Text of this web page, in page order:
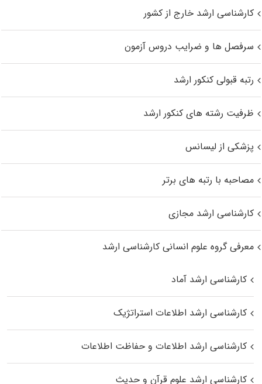
کارشناسی ارشد خارج از کشور
سرفصل ها و ضرایب دروس آزمون
رتبه قبولی کنکور ارشد
ظرفیت رشته های کنکور ارشد
پزشکی از لیسانس
مصاحبه با رتبه های برتر
کارشناسی ارشد مجازی
معرفی گروه علوم انسانی کارشناسی ارشد
کارشناسی ارشد آماد
کارشناسی ارشد اطلاعات استراتژیک
کارشناسی ارشد اطلاعات و حفاظت اطلاعات
کارشناسی ارشد علوم قرآن و حدیث